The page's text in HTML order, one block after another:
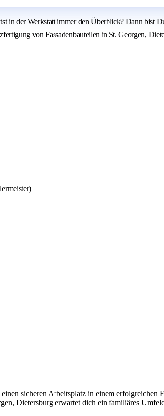
der Werkstatt immer den Überblick? Dann bist
von Fassadenbauteilen in St. Georgen,
sicheren Arbeitsplatz in einem
Dietersburg erwartet dich ein familiäres